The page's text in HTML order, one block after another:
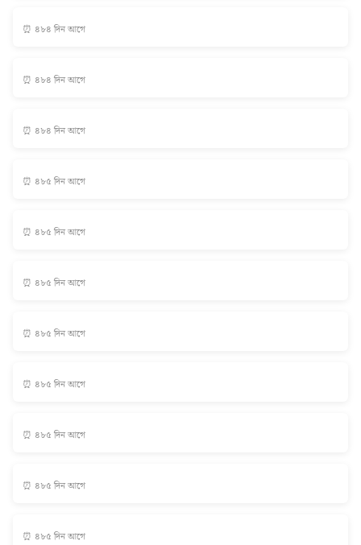
⏰ ৪৮৪ দিন আগে
⏰ ৪৮৪ দিন আগে
⏰ ৪৮৪ দিন আগে
⏰ ৪৮৫ দিন আগে
⏰ ৪৮৫ দিন আগে
⏰ ৪৮৫ দিন আগে
⏰ ৪৮৫ দিন আগে
⏰ ৪৮৫ দিন আগে
⏰ ৪৮৫ দিন আগে
⏰ ৪৮৫ দিন আগে
⏰ ৪৮৫ দিন আগে